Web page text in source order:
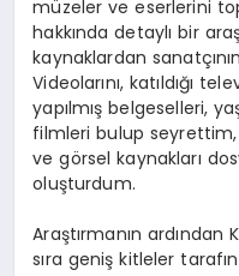
müzeler ve eserlerini
hakkında detaylı bir
kaynaklardan
Videolarını, katıldığı
yapılmış belgeselleri,
filmleri bulup seyrettim,
ve görsel kaynakları
oluşturdum.
Araştırmanın ardından
sıra geniş kitleler